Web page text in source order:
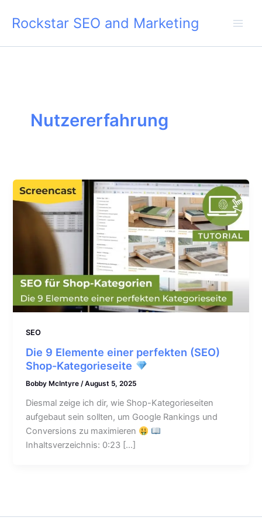
Rockstar SEO and Marketing
Nutzererfahrung
SEO
Die 9 Elemente einer perfekten (SEO)
Shop-Kategorieseite
Bobby McIntyre/August 5, 2025
Diesmal zeige ich dir, wie Shop-Kategorieseiten
aufgebaut sein sollten, um Google Rankings und
Conversions zu maximieren
Inhaltsverzeichnis: 0:23 […]